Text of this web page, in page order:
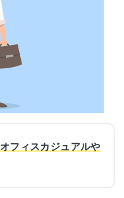
オフィスカジュアルや